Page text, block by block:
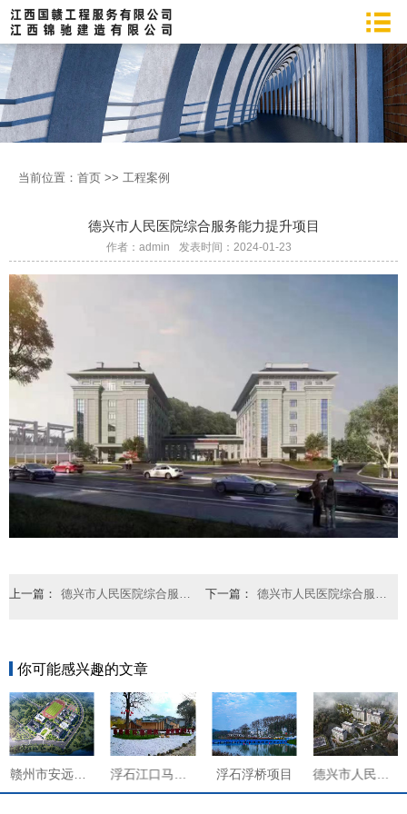
当前位置： 首页 >> 工程案例
德兴市人民医院综合服务能力提升项目
作者：admin 发表时间：2024-01-23
上一篇： 德兴市人民医院综合服务能力提升项目 下一篇： 德兴市人民医院综合服务能力提升项目2
你可能感兴趣的文章
赣州市安远五中职业学校建设项目 浮石江口马头项目 浮石浮桥项目 德兴市人民医院综合服务能力提升项目2